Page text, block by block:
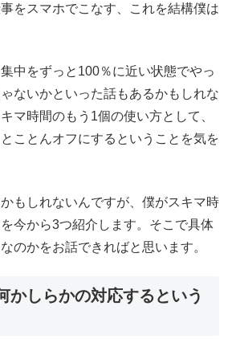
をスマホでこなす、これを結構僕は
中をずっと100％に近い状態でやっ
ないかといった話もあるかもしれな
マ時間のもう1個の使い方として、
ことんオフにするということを気を
もしれないんですが、僕がスキマ時
今から3つ紹介します。そこで具体
のかをお話できればと思います。
かしらかの対応するという